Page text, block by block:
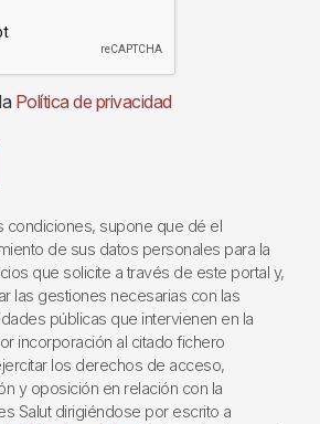
Política de privacidad
condiciones, supone que dé el
de sus datos personales para la
que solicite a través de este portal y,
las gestiones necesarias con las
públicas que intervienen en la
incorporación al citado fichero
los derechos de acceso,
y oposición en relación con la
Salut dirigiéndose por escrito a